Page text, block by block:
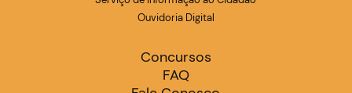
Ouvidoria Digital
Concursos
FAQ